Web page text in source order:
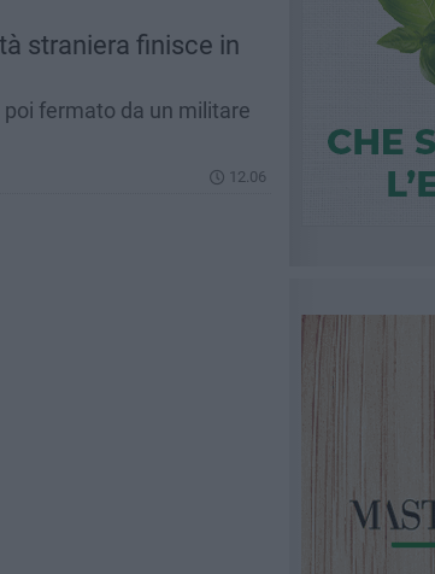
straniera finisce in
fermato da un militare
12.06